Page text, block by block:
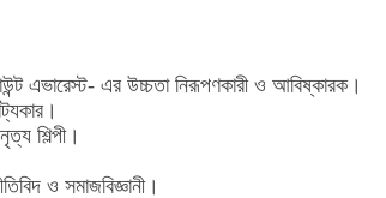
এভারেস্ট- এর উচ্চতা নিরূপণকারী ও আবিষ্কারক।
শিল্পী।
ও সমাজবিজ্ঞানী।